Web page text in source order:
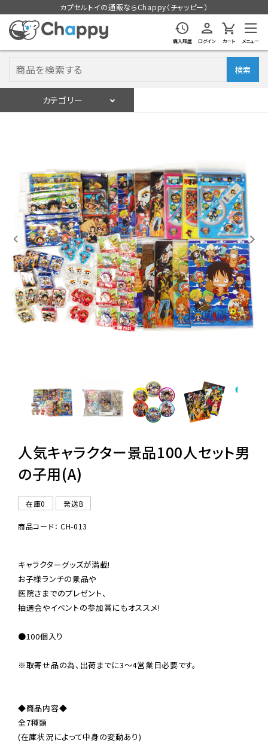
カプセルトイの通販ならChappy（チャッピー）
購入履歴 ログイン カート メニュー
検索
カテゴリー
カプセルトイマシン本体
カプセルトイ
販促用空カプセル
レンタル
景品・玩具・文具
よくあるご質問
06-6282-7659
人気キャラクター景品100人セット男
の子用(A)
在庫0 発送B
商品コード： CH-013
キャラクターグッズが満載!
お子様ランチの景品や
医院さまでのプレゼント、
抽選会やイベントの参加賞にもオススメ!
●100個入り
※取寄せ品の為、出荷までに3〜4営業日必要です。
◆商品内容◆
全7種類
(在庫状況によって中身の変動あり)